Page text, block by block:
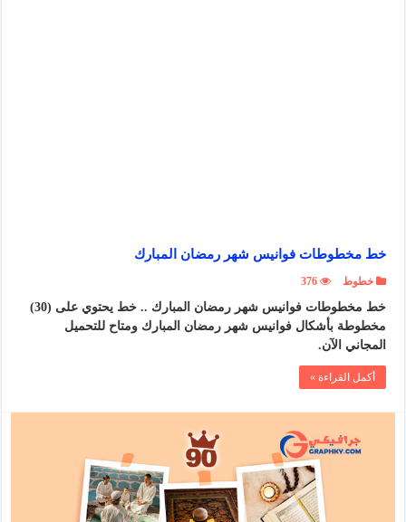
خط مخطوطات فوانيس شهر رمضان المبارك
خطوط 376
خط مخطوطات فوانيس شهر رمضان المبارك .. خط يحتوي على (30)
مخطوطة بأشكال فوانيس شهر رمضان المبارك ومتاح للتحميل
المجاني الآن.
أكمل القراءة »